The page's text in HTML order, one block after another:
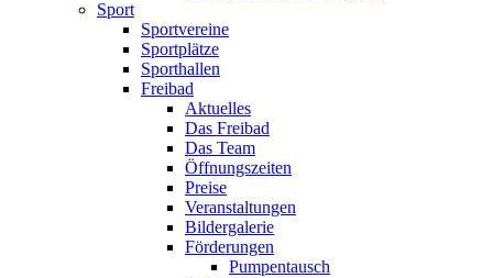
Sport
Sportvereine
Sportplätze
Sporthallen
Freibad
Aktuelles
Das Freibad
Das Team
Öffnungszeiten
Preise
Veranstaltungen
Bildergalerie
Förderungen
Pumpentausch